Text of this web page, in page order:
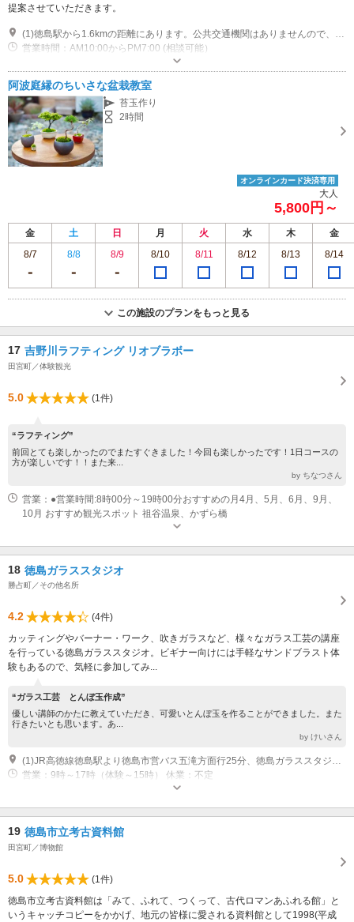
提案させていただきます。
営業時間：AM10:00からPM7:00 (相談可能）
阿波庭縁のちいさな盆栽教室
苔玉作り
2時間
オンラインカード決済専用
大人
5,800円～
金 土 日 月 火 水 木
金
8/7
8/8 8/9 8/10 8/11 8/12 8/13 8/14
この施設のプランをもっと見る
17 吉野川ラフティング リオブラボー
田宮町／体験観光
5.0 (1件)
“ラフティング”
前回とても楽しかったのでまたすぐきました！今回も楽しかったです！1日コースの
方が楽しいです！！また来...
by ちなつさん
営業：●営業時間:8時00分～19時00分おすすめの月4月、5月、6月、9月、
10月 おすすめ観光スポット 祖谷温泉、かずら橋
18 徳島ガラススタジオ
勝占町／その他名所
4.2
(4件)
カッティングやバーナー・ワーク、吹きガラスなど、様々なガラス工芸の講座
を行っている徳島ガラススタジオ。ビギナー向けには手軽なサンドブラスト体
験もあるので、気軽に参加してみ...
“ガラス工芸 とんぼ玉作成”
優しい講師のかたに教えていただき、可愛いとんぼ玉を作ることができました。また
行きたいとも思います。あ...
by けいさん
(1)JR高徳線徳島駅より徳島市営バス五滝方面行25分、徳島ガラススタジオ前より徒歩すぐ
営業：9時～17時（体験～15時） 休業：不定
19 徳島市立考古資料館
田宮町／博物館
5.0
(1件)
徳島市立考古資料館は「みて、ふれて、つくって、古代ロマンあふれる館」と
いうキャッチコピーをかかげ、地元の皆様に愛される資料館として1998(平成